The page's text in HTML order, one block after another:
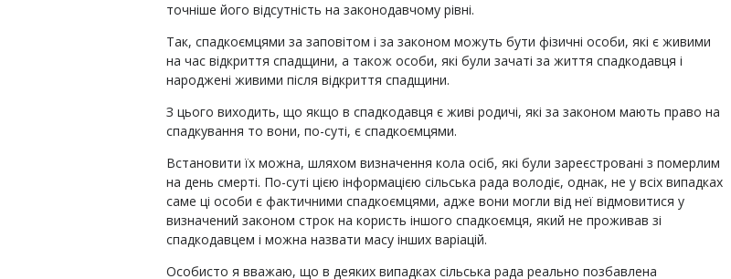
точніше його відсутність на законодавчому рівні.
Так, спадкоємцями за заповітом і за законом можуть бути фізичні особи, які є живими
на час відкриття спадщини, а також особи, які були зачаті за життя спадкодавця і
народжені живими після відкриття спадщини.
З цього виходить, що якщо в спадкодавця є живі родичі, які за законом мають право на
спадкування то вони, по-суті, є спадкоємцями.
Встановити їх можна, шляхом визначення кола осіб, які були зареєстровані з померлим
на день смерті. По-суті цією інформацією сільська рада володіє, однак, не у всіх випадках
саме ці особи є фактичними спадкоємцями, адже вони могли від неї відмовитися у
визначений законом строк на користь іншого спадкоємця, який не проживав зі
спадкодавцем і можна назвати масу інших варіацій.
Особисто я вважаю, що в деяких випадках сільська рада реально позбавлена